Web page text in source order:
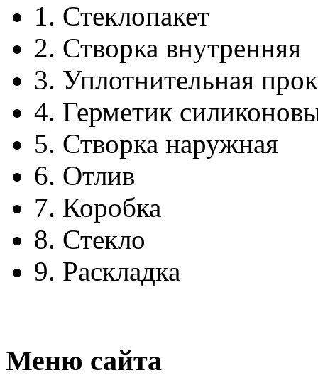
1. Стеклопакет
2. Створка внутренняя
3. Уплотнительная
4. Герметик
5. Створка наружная
6. Отлив
7. Коробка
8. Стекло
9. Раскладка
Меню сайта